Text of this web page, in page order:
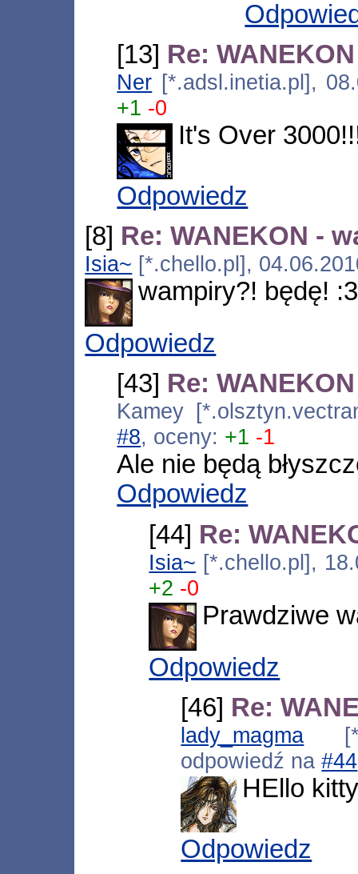
[13] Re:
Ner [*.adsl.inetia.pl],
+1 -0
It's Over
Odpowiedz
[8] Re: WANEKON -
Isia~ [*.chello.pl],
wampiry?! będę! :3
Odpowiedz
[43] Re:
Kamey
#8, oceny: +1 -1
Ale nie będą
Odpowiedz
[44] Re:
Isia~ [*.chello.pl],
+2 -0
Prawdziwe
Odpowiedz
[46] Re:
lady_magma
odpowiedź na#44
HEllo
Odpowiedz